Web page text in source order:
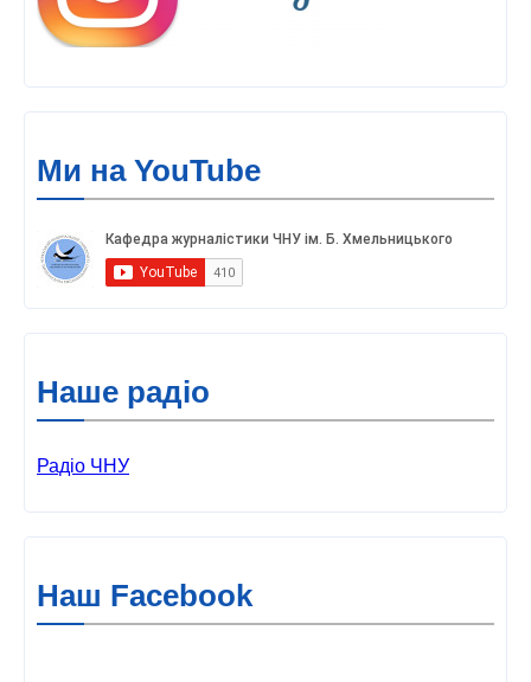
Ми на YouTube
Наше радіо
Радіо ЧНУ
Наш Facebook